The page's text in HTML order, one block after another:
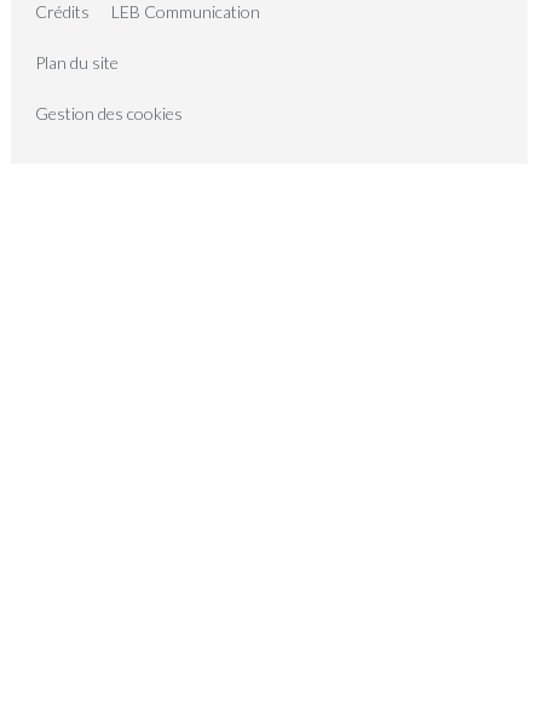
Crédits LEB Communication
Plan du site
Gestion des cookies